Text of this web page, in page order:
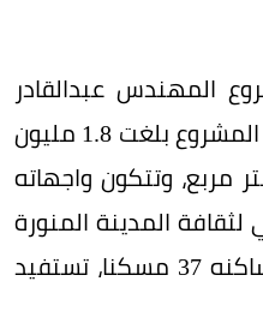
المهندس عبدالقادر
عثمان حافظ أشار أن تكلفة المشروع بلغت 1.8 مليون
على مساحة 28500 متر مربع، وتتكون واجهاته
المدينة المنورة
الشعبية التراثية، وتبلغ مساكنه 37 مسكنا، تستفيد